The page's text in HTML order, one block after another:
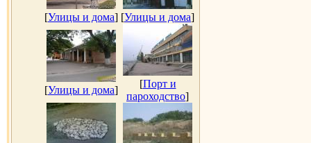
[Улицы и дома] [Улицы и дома]
[Улицы и дома]
[Порт и
пароходство]